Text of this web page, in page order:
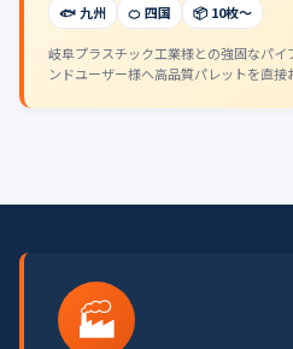
🐟 九州 🍊 四国 📦 10枚〜
岐阜プラスチック工業様との強固なパ
ンドユーザー様へ高品質パレットを直接
🏭